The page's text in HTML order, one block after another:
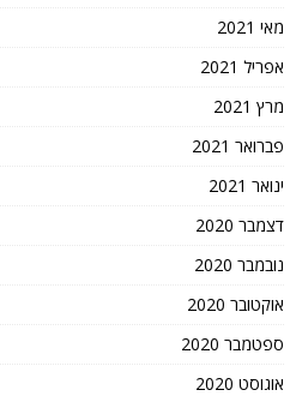
מאי 2021
אפריל 2021
מרץ 2021
פברואר 2021
ינואר 2021
דצמבר 2020
נובמבר 2020
אוקטובר 2020
ספטמבר 2020
אוגוסט 2020